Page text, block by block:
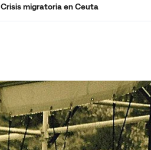
Crisis migratoria en Ceuta